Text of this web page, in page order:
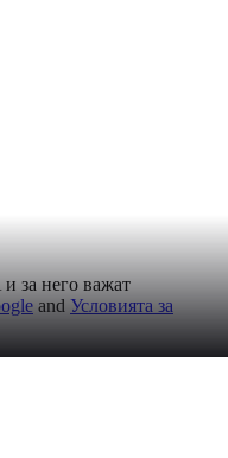
за него важат
and Условията за